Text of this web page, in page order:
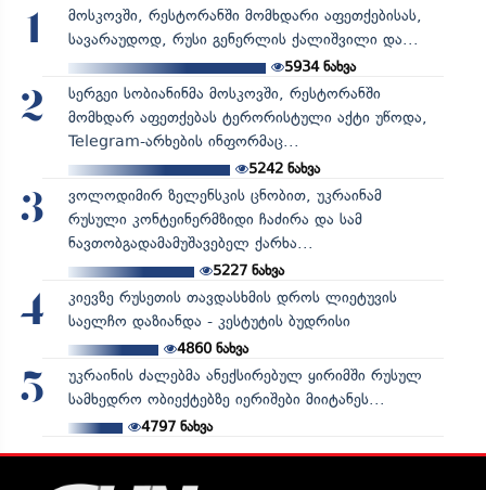
1
მოსკოვში, რესტორანში მომხდარი აფეთქებისას,
სავარაუდოდ, რუსი გენერლის ქალიშვილი და...
5934ნახვა
2
სერგეი სობიანინმა მოსკოვში, რესტორანში
მომხდარ აფეთქებას ტერორისტული აქტი უწოდა,
Telegram-არხების ინფორმაც...
5242ნახვა
3
ვოლოდიმირ ზელენსკის ცნობით, უკრაინამ
რუსული კონტეინერმზიდი ჩაძირა და სამ
ნავთობგადამამუშავებელ ქარხა...
5227ნახვა
4
კიევზე რუსეთის თავდასხმის დროს ლიეტუვის
საელჩო დაზიანდა - კესტუტის ბუდრისი
4860ნახვა
5
უკრაინის ძალებმა ანექსირებულ ყირიმში რუსულ
სამხედრო ობიექტებზე იერიშები მიიტანეს...
4797ნახვა